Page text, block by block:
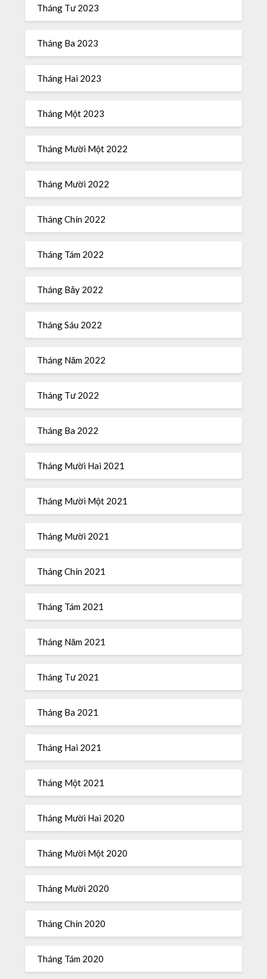
Tháng Tư 2023
Tháng Ba 2023
Tháng Hai 2023
Tháng Một 2023
Tháng Mười Một 2022
Tháng Mười 2022
Tháng Chín 2022
Tháng Tám 2022
Tháng Bảy 2022
Tháng Sáu 2022
Tháng Năm 2022
Tháng Tư 2022
Tháng Ba 2022
Tháng Mười Hai 2021
Tháng Mười Một 2021
Tháng Mười 2021
Tháng Chín 2021
Tháng Tám 2021
Tháng Năm 2021
Tháng Tư 2021
Tháng Ba 2021
Tháng Hai 2021
Tháng Một 2021
Tháng Mười Hai 2020
Tháng Mười Một 2020
Tháng Mười 2020
Tháng Chín 2020
Tháng Tám 2020